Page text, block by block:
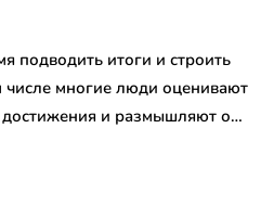
подводить итоги и строить
многие люди оценивают
и размышляют о…